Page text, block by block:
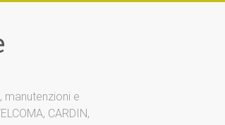
manutenzioni e
CARDIN,